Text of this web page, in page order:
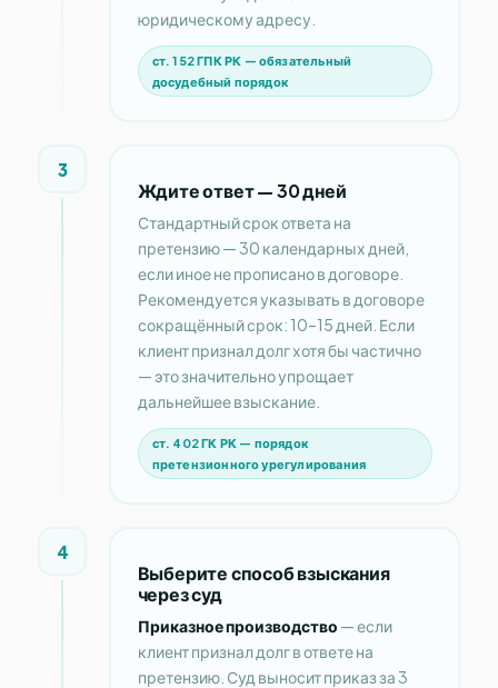
юридическому адресу.
ст. 152 ГПК РК — обязательный
досудебный порядок
3
Ждите ответ — 30 дней
Стандартный срок ответа на
претензию — 30 календарных дней,
если иное не прописано в договоре.
Рекомендуется указывать в договоре
сокращённый срок: 10–15 дней. Если
клиент признал долг хотя бы частично
— это значительно упрощает
дальнейшее взыскание.
ст. 402 ГК РК — порядок
претензионного урегулирования
4
Выберите способ взыскания
через суд
Приказное производство — если
клиент признал долг в ответе на
претензию. Суд выносит приказ за 3